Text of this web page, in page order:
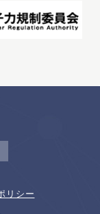
リシー